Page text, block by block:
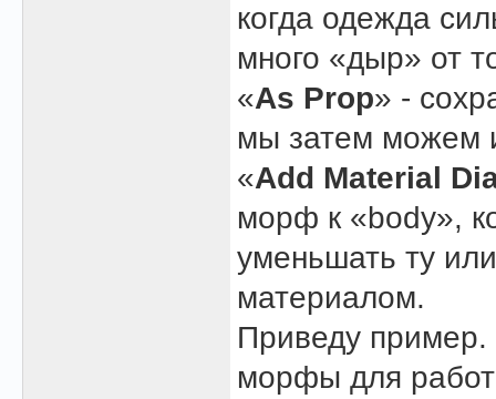
когда одежда
много «дыр» от
«As Prop» -
мы затем можем
«Add Material
морф к «body»,
уменьшать ту
материалом.
Приведу
морфы для